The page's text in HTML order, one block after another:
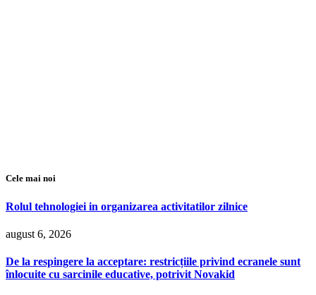
Cele mai noi
Rolul tehnologiei in organizarea activitatilor zilnice
august 6, 2026
De la respingere la acceptare: restricțiile privind ecranele sunt
înlocuite cu sarcinile educative, potrivit Novakid